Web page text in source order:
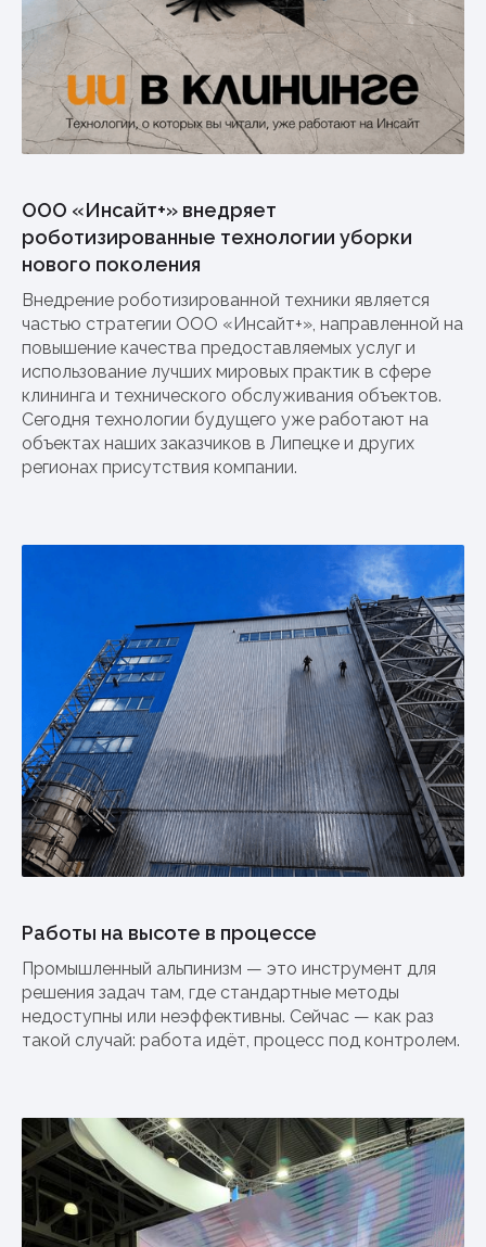
ООО «Инсайт+» внедряет
роботизированные технологии уборки
нового поколения
Внедрение роботизированной техники является
частью стратегии ООО «Инсайт+», направленной на
повышение качества предоставляемых услуг и
использование лучших мировых практик в сфере
клининга и технического обслуживания объектов.
Сегодня технологии будущего уже работают на
объектах наших заказчиков в Липецке и других
регионах присутствия компании.
Работы на высоте в процессе
Промышленный альпинизм — это инструмент для
решения задач там, где стандартные методы
недоступны или неэффективны. Сейчас — как раз
такой случай: работа идёт, процесс под контролем.